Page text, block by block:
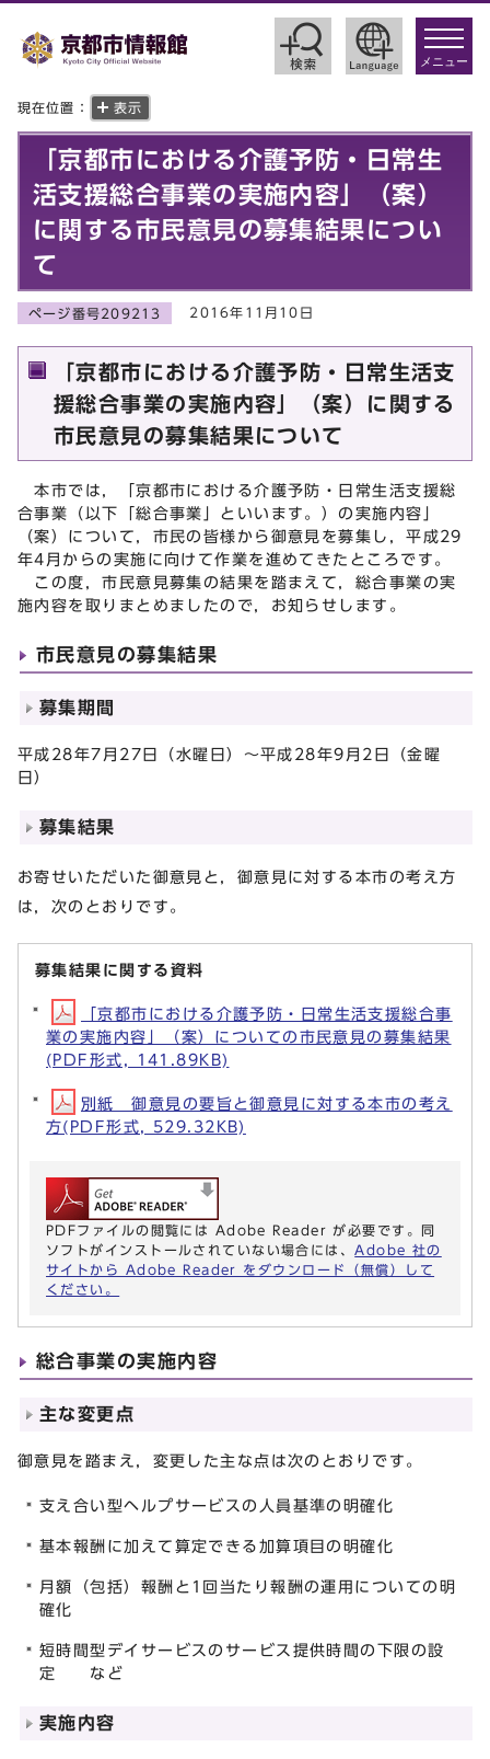
toggle
メニュー
現在位置： 表示
「京都市における介護予防・日常生
活支援総合事業の実施内容」（案）
に関する市民意見の募集結果につい
て
ページ番号209213 2016年11月10日
「京都市における介護予防・日常生活支
援総合事業の実施内容」（案）に関する
市民意見の募集結果について
本市では，「京都市における介護予防・日常生活支援総
合事業（以下「総合事業」といいます。）の実施内容」
（案）について，市民の皆様から御意見を募集し，平成29
年4月からの実施に向けて作業を進めてきたところです。
この度，市民意見募集の結果を踏まえて，総合事業の実
施内容を取りまとめましたので，お知らせします。
市民意見の募集結果
募集期間
平成28年7月27日（水曜日）～平成28年9月2日（金曜
日）
募集結果
お寄せいただいた御意見と，御意見に対する本市の考え方
は，次のとおりです。
募集結果に関する資料
「京都市における介護予防・日常生活支援総合事
業の実施内容」（案）についての市民意見の募集結果
(PDF形式, 141.89KB)
別紙 御意見の要旨と御意見に対する本市の考え
方(PDF形式, 529.32KB)
PDFファイルの閲覧には Adobe Reader が必要です。同
ソフトがインストールされていない場合には、 Adobe 社の
サイトから Adobe Reader をダウンロード（無償）して
ください。
総合事業の実施内容
主な変更点
御意見を踏まえ，変更した主な点は次のとおりです。
支え合い型ヘルプサービスの人員基準の明確化
基本報酬に加えて算定できる加算項目の明確化
月額（包括）報酬と1回当たり報酬の運用についての明
確化
短時間型デイサービスのサービス提供時間の下限の設
定 など
実施内容